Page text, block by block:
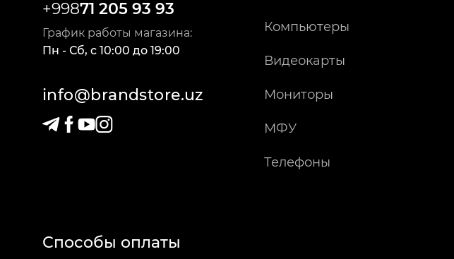
+99871 205 93 93
График работы магазина:
Пн - Сб, c 10:00 до 19:00
info@brandstore.uz
Компьютеры
Видеокарты
Мониторы
МФУ
Телефоны
Способы оплаты